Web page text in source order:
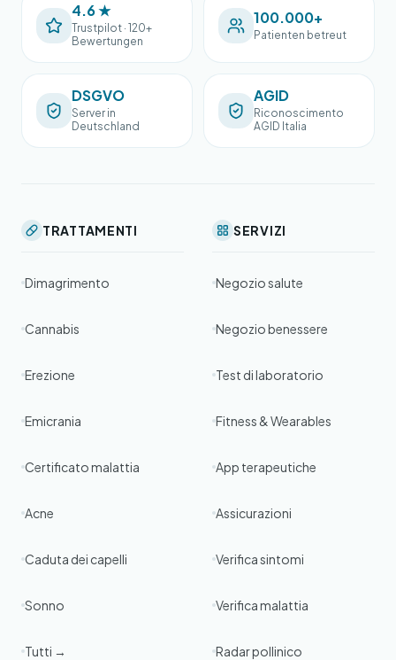
4.6 ★
Trustpilot · 120+
Bewertungen
100.000+
Patienten betreut
DSGVO
Server in
Deutschland
AGID
Riconoscimento
AGID Italia
TRATTAMENTI
Dimagrimento
Cannabis
Erezione
Emicrania
Certificato malattia
Acne
Caduta dei capelli
Sonno
Tutti →
SERVIZI
Negozio salute
Negozio benessere
Test di laboratorio
Fitness & Wearables
App terapeutiche
Assicurazioni
Verifica sintomi
Verifica malattia
Radar pollinico